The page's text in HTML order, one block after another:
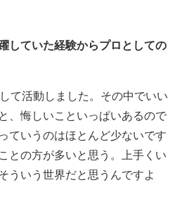
ていた経験からプロとしての
て活動しました。その中でいい
、悔しいこといっぱいあるので
ていうのはほとんど少ないです
との方が多いと思う。上手くい
ういう世界だと思うんですよ